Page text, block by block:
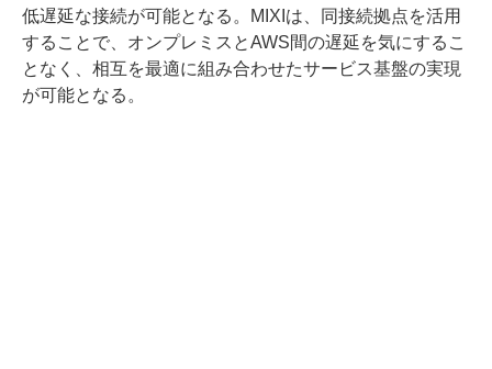
低遅延な接続が可能となる。MIXIは、同接続拠点を活用
することで、オンプレミスとAWS間の遅延を気にするこ
となく、相互を最適に組み合わせたサービス基盤の実現
が可能となる。